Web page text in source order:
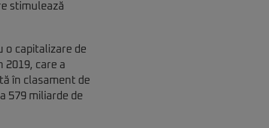
stimulează
o capitalizare de
2019, care a
în clasament de
579 miliarde de